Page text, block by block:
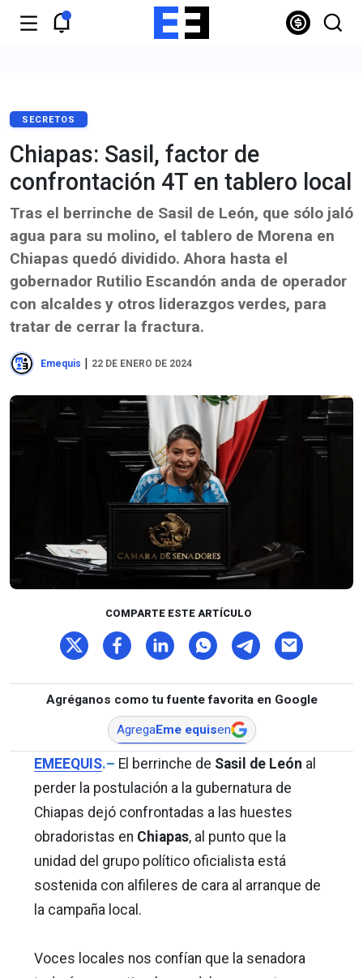
SECRETOS
Chiapas: Sasil, factor de
confrontación 4T en tablero local
Tras el berrinche de Sasil de León, que sólo jaló
agua para su molino, el tablero de Morena en
Chiapas quedó dividido. Ahora hasta el
gobernador Rutilio Escandón anda de operador
con alcaldes y otros liderazgos verdes, para
tratar de cerrar la fractura.
Emequis | 22 DE ENERO DE 2024
COMPARTE ESTE ARTÍCULO
Agréganos como tu fuente favorita en Google
AgregaEme equisen
EMEEQUIS.– El berrinche de Sasil de León al
perder la postulación a la gubernatura de
Chiapas dejó confrontadas a las huestes
obradoristas en Chiapas, al punto que la
unidad del grupo político oficialista está
sostenida con alfileres de cara al arranque de
la campaña local.
Voces locales nos confían que la senadora